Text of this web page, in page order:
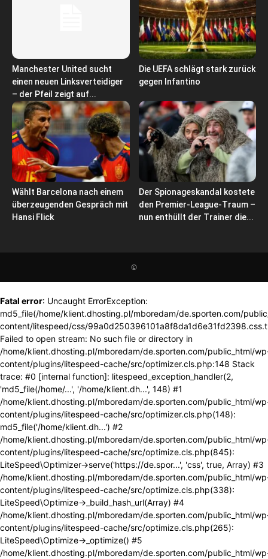
Manchester United sucht
einen neuen Linksverteidiger
– der Pfeil zeigt auf...
Die UEFA schlägt stark zurück
gegen Infantino
Wählt Barcelona nach einem
überzeugenden Gespräch mit
Hansi Flick
Der Spionageskandal kostete
den Premier-League-Traum –
nun enthüllt der Trainer die...
©
Fatal error: Uncaught ErrorException:
md5_file(/home/klient.dhosting.pl/mboredam/de.sporten.com/
content/litespeed/css/
Failed to open stream: No such file or directory in
/home/klient.dhosting.pl/mboredam/de.sporten.com/public_html/
content/plugins/litespeed-cache/src/optimizer.cls.php:148 Stack
trace: #0 [internal function]: litespeed_exception_handler(2,
'md5_file(/home/...', '/home/klient.dh...', 148) #1
/home/klient.dhosting.pl/mboredam/de.sporten.com/public_html/
content/plugins/litespeed-cache/src/optimizer.cls.php(148):
md5_file('/home/klient.dh...') #2
/home/klient.dhosting.pl/mboredam/de.sporten.com/public_html/
content/plugins/litespeed-cache/src/optimize.cls.php(845):
LiteSpeed\Optimizer->serve('https://de.spor...', 'css', true, Array) #3
/home/klient.dhosting.pl/mboredam/de.sporten.com/public_html/
content/plugins/litespeed-cache/src/optimize.cls.php(338):
LiteSpeed\Optimize->_build_hash_url(Array) #4
/home/klient.dhosting.pl/mboredam/de.sporten.com/public_html/
content/plugins/litespeed-cache/src/optimize.cls.php(265):
LiteSpeed\Optimize->_optimize() #5
/home/klient.dhosting.pl/mboredam/de.sporten.com/public_html/